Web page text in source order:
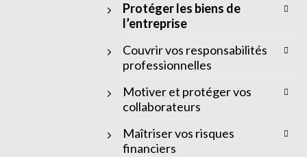
Protéger les biens de
l’entreprise
Couvrir vos responsabilités
professionnelles
Motiver et protéger vos
collaborateurs
Maîtriser vos risques
financiers